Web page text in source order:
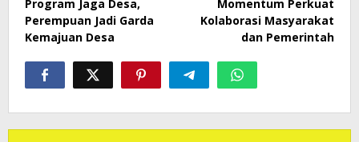
Program Jaga Desa,
Perempuan Jadi Garda
Kemajuan Desa
Momentum Perkuat
Kolaborasi Masyarakat
dan Pemerintah